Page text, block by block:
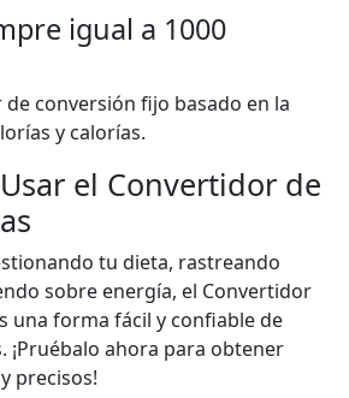
igual a 1000
de conversión fijo basado en la
y calorías.
el Convertidor de
tu dieta, rastreando
sobre energía, el Convertidor
una forma fácil y confiable de
¡Pruébalo ahora para obtener
precisos!